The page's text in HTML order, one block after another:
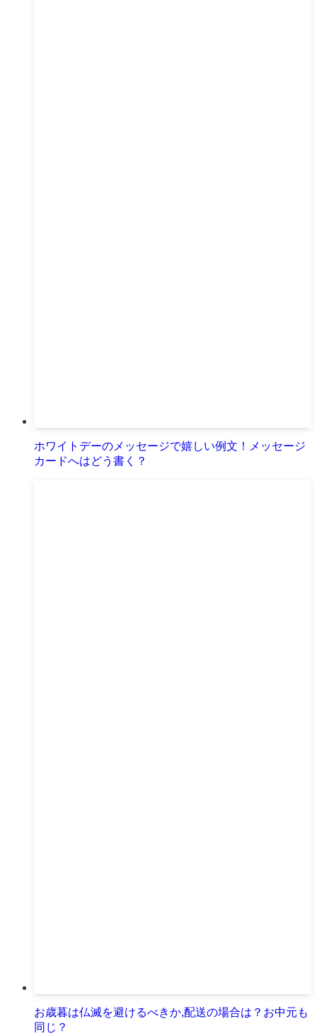
ホワイトデーのメッセージで嬉しい例文！メッセージ
カードへはどう書く？
お歳暮は仏滅を避けるべきか,配送の場合は？お中元も
同じ？